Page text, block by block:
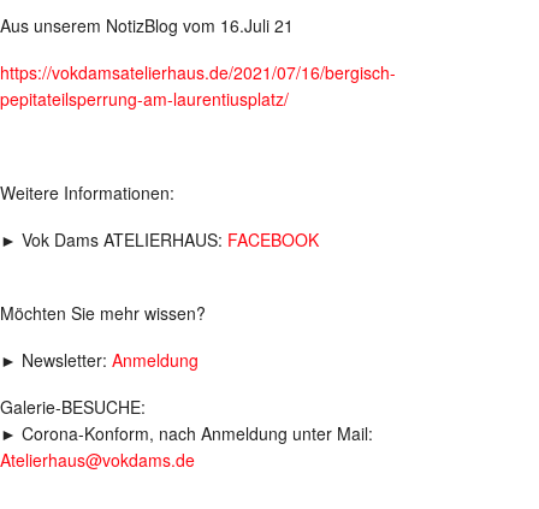
Aus unserem NotizBlog vom 16.Juli 21
https://vokdamsatelierhaus.de/2021/07/16/bergisch-
pepitateilsperrung-am-laurentiusplatz/
Weitere Informationen:
► Vok Dams ATELIERHAUS: FACEBOOK
Möchten Sie mehr wissen?
► Newsletter: Anmeldung
Galerie-BESUCHE:
► Corona-Konform, nach Anmeldung unter Mail:
Atelierhaus@vokdams.de